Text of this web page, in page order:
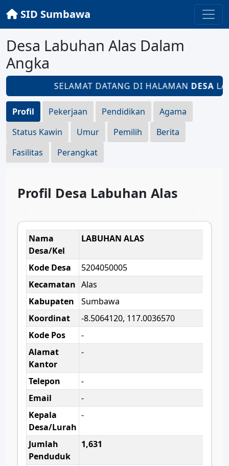
SID Sumbawa
Desa Labuhan Alas Dalam
Angka
SELAMAT DATANG DI HALAMANDESA
Profil Pekerjaan Pendidikan
Agama
Status Kawin
Umur Pemilih
Berita
Fasilitas
Perangkat
Profil Desa Labuhan Alas
Nama
Desa/Kel
LABUHAN ALAS
Kode Desa
5204050005
Kecamatan Alas
Kabupaten
Sumbawa
Koordinat
-8.5064120, 117.0036570
Kode Pos
-
Alamat
Kantor
-
Telepon
-
Email
-
Kepala
Desa/Lurah
-
Jumlah
Penduduk
1,631